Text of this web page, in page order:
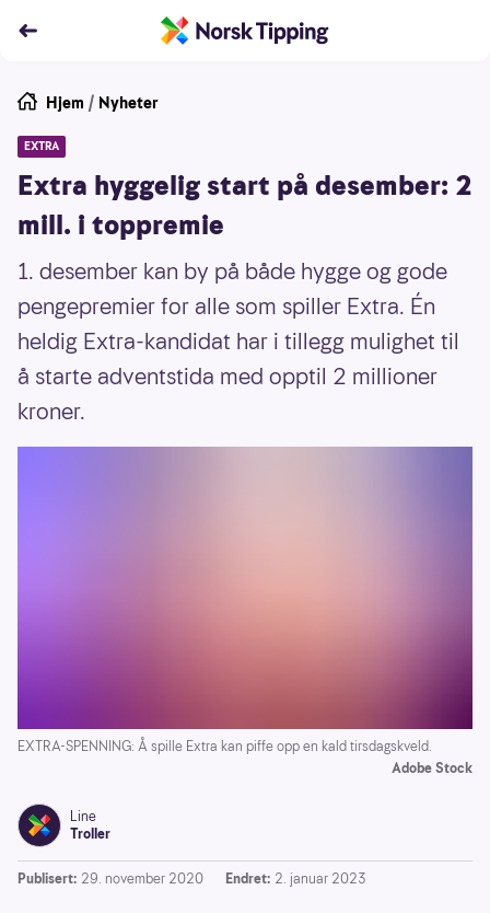
Hjem / Nyheter
EXTRA
Extra hyggelig start på desember: 2
mill. i toppremie
1. desember kan by på både hygge og gode
pengepremier for alle som spiller Extra. Én
heldig Extra-kandidat har i tillegg mulighet til
å starte adventstida med opptil 2 millioner
kroner.
EXTRA-SPENNING: Å spille Extra kan piffe opp en kald tirsdagskveld.
Adobe Stock
Line
Troller
Publisert: 29. november 2020 Endret: 2. januar 2023